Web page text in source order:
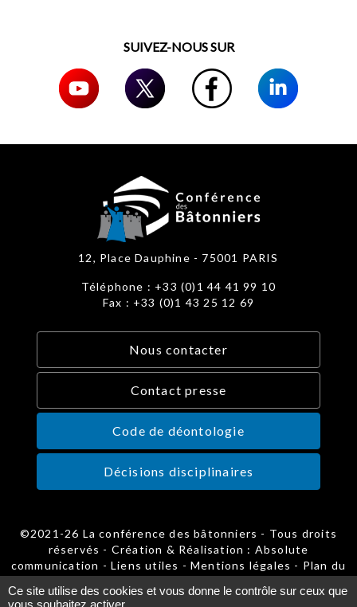
SUIVEZ-NOUS SUR
12, Place Dauphine - 75001 PARIS
Téléphone : +33 (0)1 44 41 99 10
Fax : +33 (0)1 43 25 12 69
Nous contacter
Contact presse
Code de déontologie
Décisions disciplinaires
©2021-26 La conférence des bâtonniers - Tous droits
réservés - Création & Réalisation : Absolute
communication - Liens utiles - Mentions légales - Plan du
Ce site utilise des cookies et vous donne le contrôle sur ceux que
vous souhaitez activer